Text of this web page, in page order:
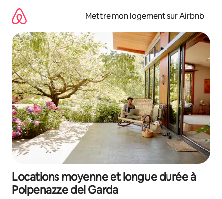
directement
contenu
Mettre mon logement sur Airbnb
Locations moyenne et longue durée à
Polpenazze del Garda